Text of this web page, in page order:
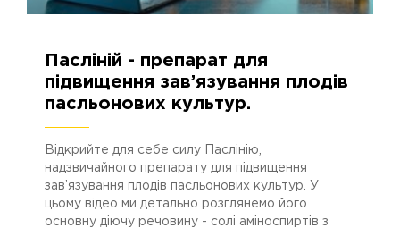
3048 12.07.2023
Пасліній - препарат для
підвищення зав’язування плодів
пасльонових культур.
Відкрийте для себе силу Паслінію,
надзвичайного препарату для підвищення
зав’язування плодів пасльонових культур. У
цьому відео ми детально розглянемо його
основну діючу речовину - солі аміноспиртів з